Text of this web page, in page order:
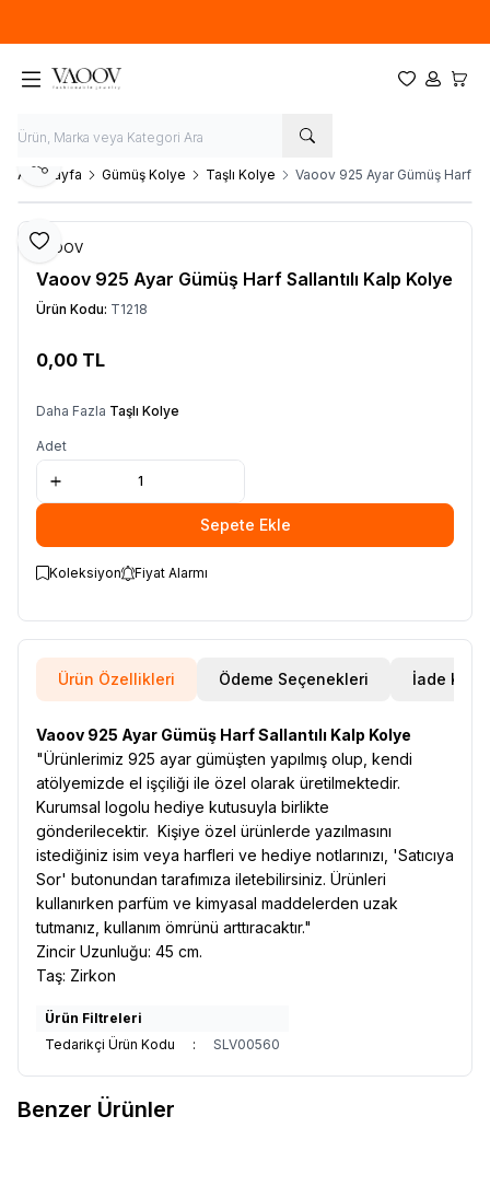
Favorilerim
Hesabım
Ana Sayfa Gümüş Kolye Taşlı Kolye Vaoov 925 Ayar Gümüş Harf
Favoriye Ekle
Paylaş
VAOOV
Vaoov 925 Ayar Gümüş Harf Sallantılı Kalp Kolye
Ürün Kodu: T1218
0,00 TL
Daha Fazla Taşlı Kolye
Adet
Sepete Ekle
Koleksiyon Fiyat Alarmı
Ürün Özellikleri Ödeme Seçenekleri İade
Vaoov 925 Ayar Gümüş Harf Sallantılı Kalp Kolye
"Ürünlerimiz 925 ayar gümüşten yapılmış olup, kendi
atölyemizde el işçiliği ile özel olarak üretilmektedir.
Kurumsal logolu hediye kutusuyla birlikte
gönderilecektir. Kişiye özel ürünlerde yazılmasını
istediğiniz isim veya harfleri ve hediye notlarınızı, 'Satıcıya
Sor' butonundan tarafımıza iletebilirsiniz. Ürünleri
kullanırken parfüm ve kimyasal maddelerden uzak
tutmanız, kullanım ömrünü arttıracaktır."
Zincir Uzunluğu: 45 cm.
Taş: Zirkon
Ürün Filtreleri
Tedarikçi Ürün Kodu
: SLV00560
Benzer Ürünler